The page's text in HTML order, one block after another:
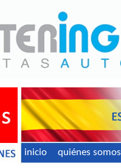
inicio quiénes somos